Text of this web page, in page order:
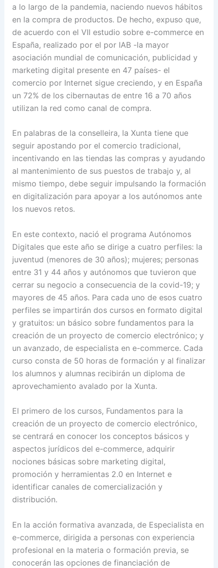
a lo largo de la pandemia, naciendo nuevos hábitos
en la compra de productos. De hecho, expuso que,
de acuerdo con el VII estudio sobre e-commerce en
España, realizado por el por IAB -la mayor
asociación mundial de comunicación, publicidad y
marketing digital presente en 47 países- el
comercio por Internet sigue creciendo, y en España
un 72% de los cibernautas de entre 16 a 70 años
utilizan la red como canal de compra.
En palabras de la conselleira, la Xunta tiene que
seguir apostando por el comercio tradicional,
incentivando en las tiendas las compras y ayudando
al mantenimiento de sus puestos de trabajo y, al
mismo tiempo, debe seguir impulsando la formación
en digitalización para apoyar a los autónomos ante
los nuevos retos.
En este contexto, nació el programa Autónomos
Digitales que este año se dirige a cuatro perfiles: la
juventud (menores de 30 años); mujeres; personas
entre 31 y 44 años y autónomos que tuvieron que
cerrar su negocio a consecuencia de la covid-19; y
mayores de 45 años. Para cada uno de esos cuatro
perfiles se impartirán dos cursos en formato digital
y gratuitos: un básico sobre fundamentos para la
creación de un proyecto de comercio electrónico; y
un avanzado, de especialista en e-commerce. Cada
curso consta de 50 horas de formación y al finalizar
los alumnos y alumnas recibirán un diploma de
aprovechamiento avalado por la Xunta.
El primero de los cursos, Fundamentos para la
creación de un proyecto de comercio electrónico,
se centrará en conocer los conceptos básicos y
aspectos jurídicos del e-commerce, adquirir
nociones básicas sobre marketing digital,
promoción y herramientas 2.0 en Internet e
identificar canales de comercialización y
distribución.
En la acción formativa avanzada, de Especialista en
e-commerce, dirigida a personas con experiencia
profesional en la materia o formación previa, se
conocerán las opciones de financiación de